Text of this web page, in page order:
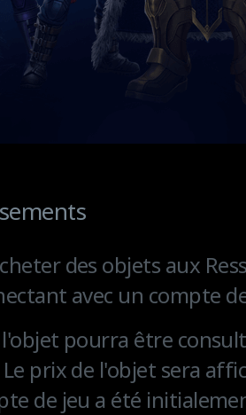
des objets aux
avec un compte
pourra être
prix de l'objet sera
de jeu a été